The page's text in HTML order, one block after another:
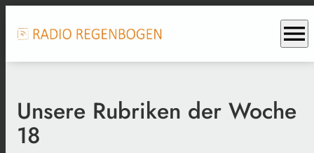
menu
Unsere Rubriken der Woche
18